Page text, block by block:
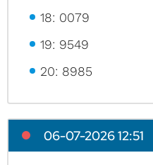
18: 0079
19: 9549
20: 8985
06-07-2026 12:51